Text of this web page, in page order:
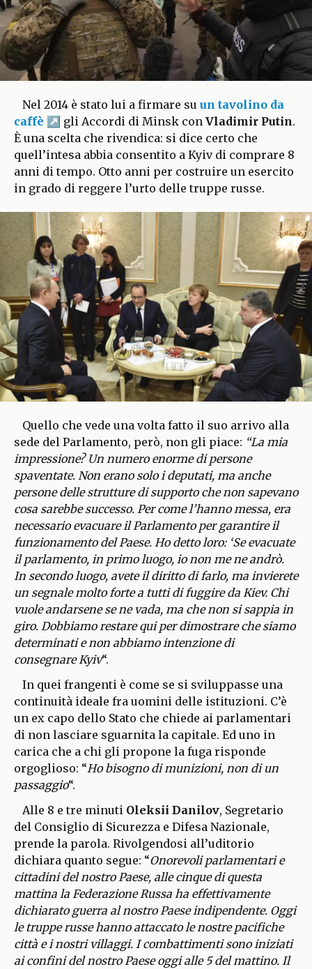
Nel 2014 è stato lui a firmare su un tavolino da
caffè
gli Accordi di Minsk con Vladimir Putin.
È una scelta che rivendica: si dice certo che
quell’intesa abbia consentito a Kyiv di comprare 8
anni di tempo. Otto anni per costruire un esercito
in grado di reggere l’urto delle truppe russe.
Quello che vede una volta fatto il suo arrivo alla
sede del Parlamento, però, non gli piace: “La mia
impressione? Un numero enorme di persone
spaventate. Non erano solo i deputati, ma anche
persone delle strutture di supporto che non sapevano
cosa sarebbe successo. Per come l’hanno messa, era
necessario evacuare il Parlamento per garantire il
funzionamento del Paese. Ho detto loro: ‘Se evacuate
il parlamento, in primo luogo, io non me ne andrò.
In secondo luogo, avete il diritto di farlo, ma invierete
un segnale molto forte a tutti di fuggire da Kiev. Chi
vuole andarsene se ne vada, ma che non si sappia in
giro. Dobbiamo restare qui per dimostrare che siamo
determinati e non abbiamo intenzione di
consegnare Kyiv“.
In quei frangenti è come se si sviluppasse una
continuità ideale fra uomini delle istituzioni. C’è
un ex capo dello Stato che chiede ai parlamentari
di non lasciare sguarnita la capitale. Ed uno in
carica che a chi gli propone la fuga risponde
orgoglioso: “Ho bisogno di munizioni, non di un
passaggio“.
Alle 8 e tre minuti Oleksii Danilov, Segretario
del Consiglio di Sicurezza e Difesa Nazionale,
prende la parola. Rivolgendosi all’uditorio
dichiara quanto segue: “Onorevoli parlamentari e
cittadini del nostro Paese, alle cinque di questa
mattina la Federazione Russa ha effettivamente
dichiarato guerra al nostro Paese indipendente. Oggi
le truppe russe hanno attaccato le nostre pacifiche
città e i nostri villaggi. I combattimenti sono iniziati
ai confini del nostro Paese oggi alle 5 del mattino. Il